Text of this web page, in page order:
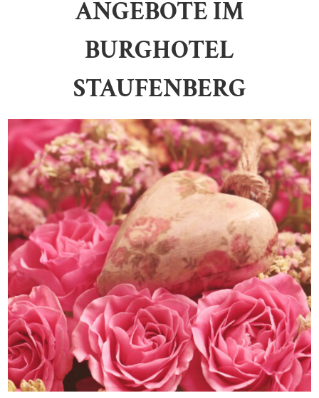
ANGEBOTE IM
BURGHOTEL
STAUFENBERG